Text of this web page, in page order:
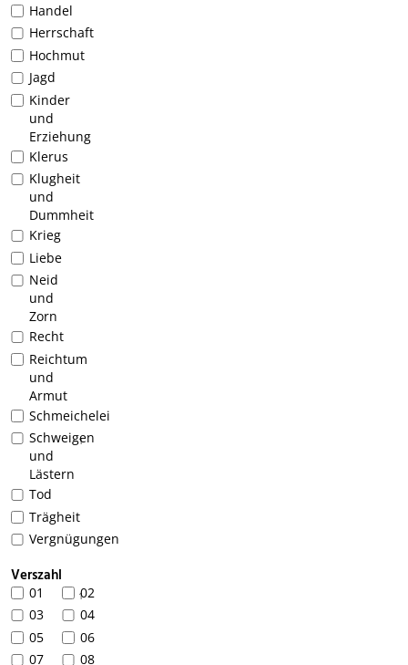
Handel
Herrschaft
Hochmut
Jagd
Kinder
und
Erziehung
Klerus
Klugheit
und
Dummheit
Krieg
Liebe
Neid
und
Zorn
Recht
Reichtum
und
Armut
Schmeichelei
1
Schweigen
und
Lästern
Tod
Trägheit
Vergnügungen
Verszahl
01 102
03
04
05
06
07
08